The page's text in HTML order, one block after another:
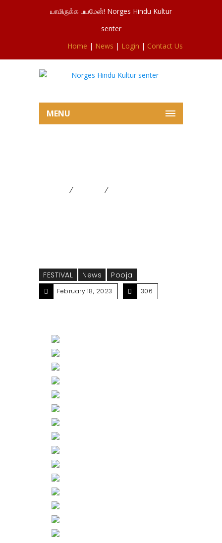
யாமிருக்க பயமேன்! Norges Hindu Kultur
senter
Home | News | Login | Contact Us
MENU
FESTIVAL News Pooja
February 18, 2023 306